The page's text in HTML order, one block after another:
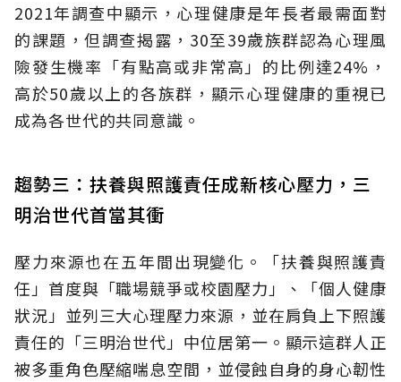
2021年調查中顯示，心理健康是年長者最需面對
的課題，但調查揭露，30至39歲族群認為心理風
險發生機率「有點高或非常高」的比例達24%，
高於50歲以上的各族群，顯示心理健康的重視已
成為各世代的共同意識。
趨勢三：扶養與照護責任成新核心壓力，三
明治世代首當其衝
壓力來源也在五年間出現變化。「扶養與照護責
任」首度與「職場競爭或校園壓力」、「個人健康
狀況」並列三大心理壓力來源，並在肩負上下照護
責任的「三明治世代」中位居第一。顯示這群人正
被多重角色壓縮喘息空間，並侵蝕自身的身心韌性